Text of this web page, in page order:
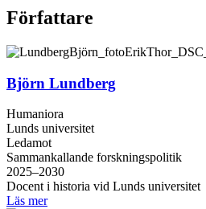
Författare
Björn Lundberg
Humaniora
Lunds universitet
Ledamot
Sammankallande forskningspolitik
2025–2030
Docent i historia vid Lunds universitet
Läs mer